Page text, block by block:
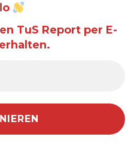
Hadaschick)
TuS Report per E-
&
THEME ERSTELLT VON
NORÉN